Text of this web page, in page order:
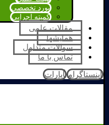
بورد تخصصی
کمیته اجرایی
مقالات علمی
همایشها
سوالات متداول
تماس با ما
اینستاگرام آپارات